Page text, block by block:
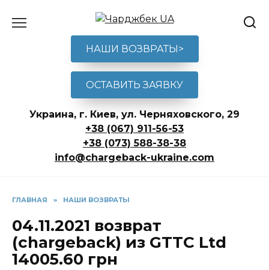
НАШИ ВОЗВРАТЫ>
ОСТАВИТЬ ЗАЯВКУ
Украина, г. Киев, ул. Черняховского, 29
+38 (067) 911-56-53
+38 (073) 588-38-38
info@chargeback-ukraine.com
ГЛАВНАЯ » НАШИ ВОЗВРАТЫ
04.11.2021 возврат
(chargeback) из GTTC Ltd
14005.60 грн